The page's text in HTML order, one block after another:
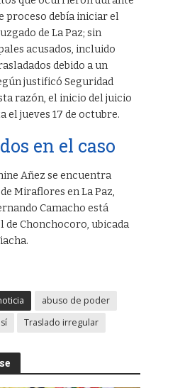
proceso debía iniciar el
de La Paz; sin
acusados, incluido
debido a un
justificó Seguridad
razón, el inicio del juicio
el jueves 17 de octubre.
en el caso
Añez se encuentra
Miraflores en La Paz,
Camacho está
de Chonchocoro, ubicada
abuso de poder
Traslado irregular